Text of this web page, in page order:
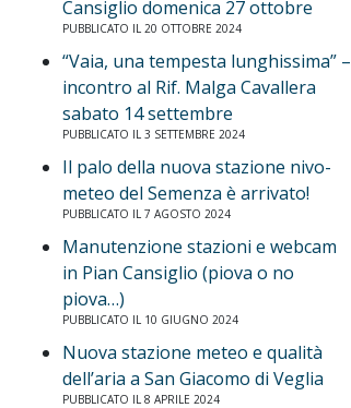
Cansiglio domenica 27 ottobre
PUBBLICATO IL 20 OTTOBRE 2024
“Vaia, una tempesta lunghissima” –
incontro al Rif. Malga Cavallera
sabato 14 settembre
PUBBLICATO IL 3 SETTEMBRE 2024
Il palo della nuova stazione nivo-
meteo del Semenza è arrivato!
PUBBLICATO IL 7 AGOSTO 2024
Manutenzione stazioni e webcam
in Pian Cansiglio (piova o no
piova…)
PUBBLICATO IL 10 GIUGNO 2024
Nuova stazione meteo e qualità
dell’aria a San Giacomo di Veglia
PUBBLICATO IL 8 APRILE 2024